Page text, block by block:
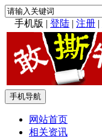
手机版 | 登陆 | 注册 |
手机导航
网站首页
相关资讯